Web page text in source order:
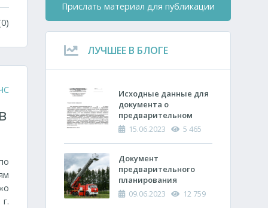
Прислать материал для публикации
ЛУЧШЕЕ В БЛОГЕ
Исходные данные для
документа о
предварительном
планировании
подразделений по
тушению пожара
15.06.2023 5 465
Документ
предварительного
планирования
действий по тушению
09.06.2023 12 759